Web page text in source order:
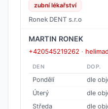
zubní lékařství
Ronek DENT s.r.o
MARTIN RONEK
+420545219262 ·
DEN DOP.
Pondělí
dle
Úterý
dle
Středa
dle